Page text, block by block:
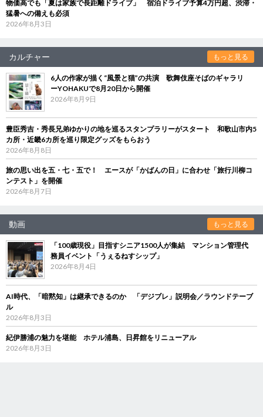
物価高でも「夏は家族で長距離ドライブ」 宿泊ドライブ予算4万円超、渋滞・
猛暑への備えも必須
2026年8月3日
カルチャー もっと見る
6人の作家が描く“風景と猫”の共演 歌舞伎座そばのギャラリ
ーYOHAKUで8月20日から開催
2026年8月9日
豊臣秀吉・秀長兄弟ゆかりの地を巡るスタンプラリーがスタート 和歌山市内5
カ所・近畿6カ所を巡り限定グッズをもらおう
2026年8月8日
旅の思い出を五・七・五で！ エースが「かばんの日」に合わせ「旅行川柳コ
ンテスト」を開催
2026年8月7日
動画 もっと見る
「100歳現役」目指すシニア1500人が集結 マンション管理代
務員イベント「うぇるねすシップ」
2026年8月4日
AI時代、「暗黙知」は継承できるのか 「デジブレ」説明会／ラウンドテーブ
ル
2026年8月3日
紀伊勝浦の魅力を堪能 ホテル浦島、日昇館をリニューアル
2026年8月3日